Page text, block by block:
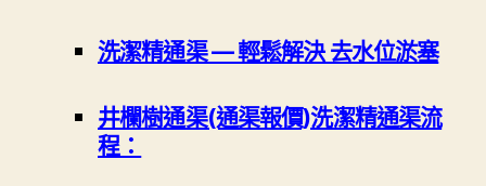
洗潔精通渠 — 輕鬆解決 去水位淤塞
井欄樹通渠(通渠報價)洗潔精通渠流
程：